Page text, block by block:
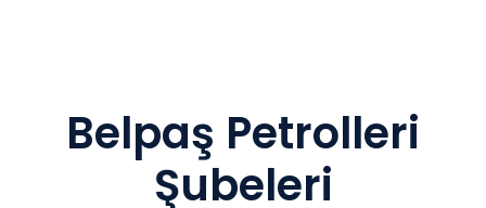
Belpaş Petrolleri
Şubeleri